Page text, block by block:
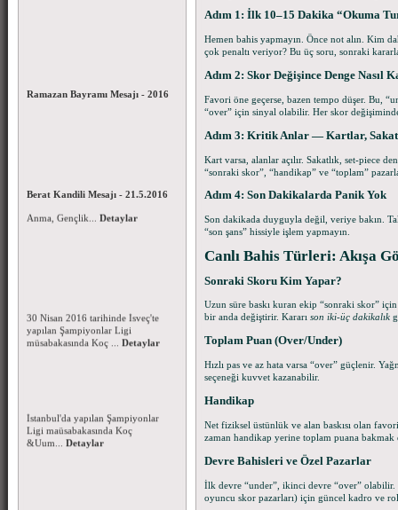
Mübarek Ramazan Bayramınızı en
Mübarek Berat Kandilinizi en
mübarek gecenin, tü...Detaylar
Gençlik ve Spor Bayramı - 2016
Yüce Milletimizin ve
camiamızın 19 Mayıs Atatürk’ü
yapılan Şampiyonlar Ligi
müsabakasında Koç ...Detaylar
Ligi maüsabakasında Koç
&Uum...Detaylar
Adım 1: İlk 10–15 Dakika “Okuma
Hemen bahis yapmayın. Önce not alın. Kim
çok penaltı veriyor? Bu üç soru, sonraki
Adım 2: Skor Değişince Denge Nasıl
Favori öne geçerse, bazen tempo düşer. Bu,
“over” için sinyal olabilir. Her skor
Adım 3: Kritik Anlar — Kartlar,
Kart varsa, alanlar açılır. Sakatlık, set-piece
“sonraki skor”, “handikap” ve “toplam”
Adım 4: Son Dakikalarda Panik Yok
Son dakikada duyguyla değil, veriye bakın.
“son şans” hissiyle işlem yapmayın.
Canlı Bahis Türleri: Akışa
Sonraki Skoru Kim Yapar?
Uzun süre baskı kuran ekip “sonraki skor”
bir anda değiştirir. Kararı son iki-üç dakikalık
Toplam Puan (Over/Under)
Hızlı pas ve az hata varsa “over” güçlenir.
seçeneği kuvvet kazanabilir.
Handikap
Net fiziksel üstünlük ve alan baskısı olan
zaman handikap yerine toplam puana bakmak
Devre Bahisleri ve Özel Pazarlar
İlk devre “under”, ikinci devre “over”
oyuncu skor pazarları) için güncel kadro ve